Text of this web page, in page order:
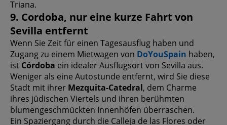
Triana.
9. Cordoba, nur eine kurze Fahrt von
Sevilla entfernt
Wenn Sie Zeit für einen Tagesausflug haben und
Zugang zu einem Mietwagen von DoYouSpain haben,
ist Córdoba ein idealer Ausflugsort von Sevilla aus.
Weniger als eine Autostunde entfernt, wird Sie diese
Stadt mit ihrer Mezquita-Catedral, dem Charme
ihres jüdischen Viertels und ihren berühmten
blumengeschmückten Innenhöfen überraschen.
Ein Spaziergang durch die Calleja de las Flores oder